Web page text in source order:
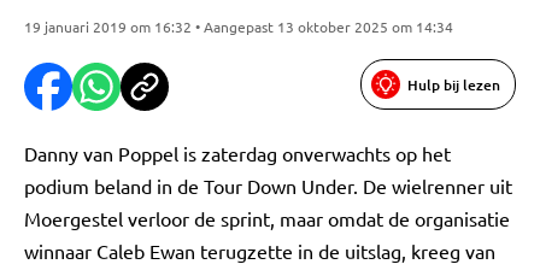
19 januari 2019 om 16:32 • Aangepast 13 oktober 2025 om 14:34
Hulp bij lezen
Danny van Poppel is zaterdag onverwachts op het
podium beland in de Tour Down Under. De wielrenner uit
Moergestel verloor de sprint, maar omdat de organisatie
winnaar Caleb Ewan terugzette in de uitslag, kreeg van